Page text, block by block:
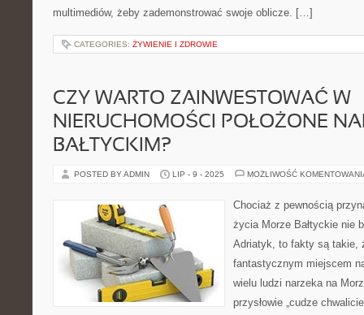
multimediów, żeby zademonstrować swoje oblicze. […]
CATEGORIES: ŻYWIENIE I ZDROWIE
CZY WARTO ZAINWESTOWAĆ W
NIERUCHOMOŚCI POŁOŻONE
BAŁTYCKIM?
POSTED BY ADMIN LIP - 9 - 2025 MOŻLIWOŚĆ
Chociaż z pewnością
życia Morze Bałtyckie nie
Adriatyk, to fakty są takie,
fantastycznym miejscem
wielu ludzi narzeka na
przysłowie „cudze